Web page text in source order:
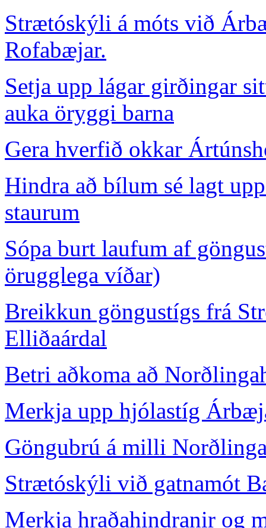
Strætóskýli á móts við
Rofabæjar.
Setja upp lágar girðingar
auka öryggi barna
Gera hverfið okkar
Hindra að bílum sé lagt
staurum
Sópa burt laufum af
örugglega víðar)
Breikkun göngustígs frá
Elliðaárdal
Betri aðkoma að
Merkja upp hjólastíg
Göngubrú á milli
Strætóskýli við gatnamót
Merkja hraðahindranir og